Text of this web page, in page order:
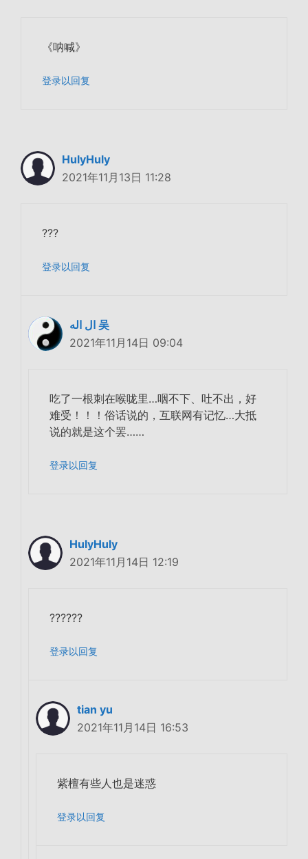
《呐喊》
登录以回复
HulyHuly
2021年11月13日 11:28
???
登录以回复
ال اله 吴
2021年11月14日 09:04
吃了一根刺在喉咙里…咽不下、吐不出，好
难受！！！俗话说的，互联网有记忆…大抵
说的就是这个罢……
登录以回复
HulyHuly
2021年11月14日 12:19
??????
登录以回复
tian yu
2021年11月14日 16:53
紫檀有些人也是迷惑
登录以回复